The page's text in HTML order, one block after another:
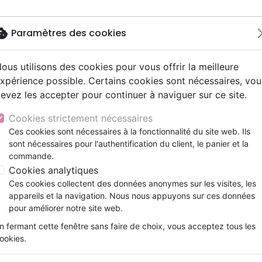
NouveautésBibles
Testaments
Etude biblique
Segond 21
Segond
NEG
Livres
Bandes dessinées
Famille, couple
Souffrance, Relation d'aide
Santé
eBooks
Couple
Découverte de la foi
Méditations
Souffrance, Relation d'aide
Psychologie
Jeunesse
ans
Adolescents, jeunes
Bibles jeunesse
Latino, Folk
Soul
Rap, Hip-hop
Instrumental
Louange, Adoration
Hardrock, Métal
animés
conférences
Films, fiction
Documentaires, reportages
Jeux
Accessoires de Bible
Papeterie
grand format
NEG Semeur
: Par page :
favorite_border
Paramètres des cookies
utilisons des cookies pour vous offrir la meilleure
possible. Certains cookies sont nécessaires,
les accepter pour continuer à naviguer sur ce site.
Cookies strictement nécessaires
Ces cookies sont nécessaires à la fonctionnalité du site web. Ils
sont nécessaires pour l'authentification du client, le panier et la
commande.
Cookies analytiques
Ces cookies collectent des données anonymes sur les visites, les
appareils et la navigation. Nous nous appuyons sur ces données
pour améliorer notre site web.
fermant cette fenêtre sans faire de choix, vous acceptez tous les